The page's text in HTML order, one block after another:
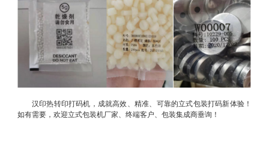
汉印热转印打码机，成就高效、精准、可靠的立式包装打码新体验！
如有需要，欢迎立式包装机厂家、终端客户、包装集成商垂询！